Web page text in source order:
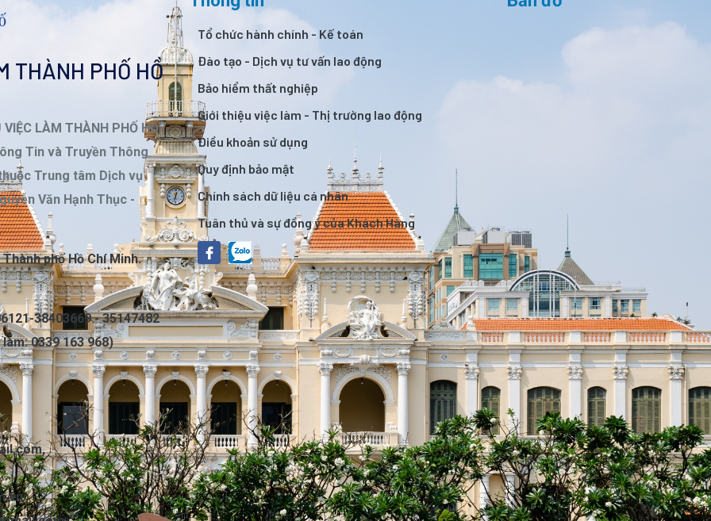
THÀNH PHỐ HỒ
LÀM THÀNH PHỐ HỒ
Tin và Truyền Thông
Trung tâm Dịch vụ
Văn Hạnh Thục -
phố Hồ Chí Minh.
38403669 - 35147482
0339 163 968)
,
Tổ chức hành chính - Kế toán
Đào tạo - Dịch vụ tư vấn lao động
Bảo hiểm thất nghiệp
Giới thiệu việc làm - Thị trường lao động
Điều khoản sử dụng
Quy định bảo mật
Chính sách dữ liệu cá nhân
Tuân thủ và sự đồng ý của Khách Hàng